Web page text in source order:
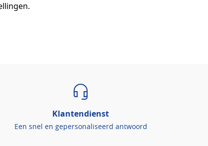
Klantendienst
Een snel en gepersonaliseerd antwoord